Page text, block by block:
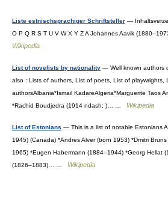
Liste estnischsprachiger Schriftsteller —
O P Q R S T U V W X Y Z A Johannes Aavik
Wikipedia
List of novelists by nationality — Well known authors
also : Lists of authors, List of poets, List of playwrights,
authorsAlbania*Ismail KadareAlgeria*Marguerite Taos
*Rachid Boudjedra (1914 ndash; )… … Wikipedia
List of Estonians — This is a list of notable Estonians
1945) (Canada) *Andres Alver (born 1953) *Dmitri
1965) *Eugen Habermann (1884–1944) *Georg Hellat
(1826–1883)… … Wikipedia